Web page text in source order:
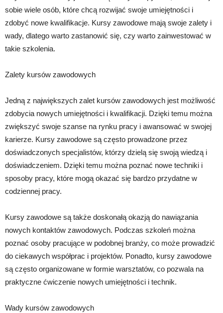
sobie wiele osób, które chcą rozwijać swoje umiejętności i
zdobyć nowe kwalifikacje. Kursy zawodowe mają swoje zalety i
wady, dlatego warto zastanowić się, czy warto zainwestować w
takie szkolenia.
Zalety kursów zawodowych
Jedną z największych zalet kursów zawodowych jest możliwość
zdobycia nowych umiejętności i kwalifikacji. Dzięki temu można
zwiększyć swoje szanse na rynku pracy i awansować w swojej
karierze. Kursy zawodowe są często prowadzone przez
doświadczonych specjalistów, którzy dzielą się swoją wiedzą i
doświadczeniem. Dzięki temu można poznać nowe techniki i
sposoby pracy, które mogą okazać się bardzo przydatne w
codziennej pracy.
Kursy zawodowe są także doskonałą okazją do nawiązania
nowych kontaktów zawodowych. Podczas szkoleń można
poznać osoby pracujące w podobnej branży, co może prowadzić
do ciekawych współprac i projektów. Ponadto, kursy zawodowe
są często organizowane w formie warsztatów, co pozwala na
praktyczne ćwiczenie nowych umiejętności i technik.
Wady kursów zawodowych